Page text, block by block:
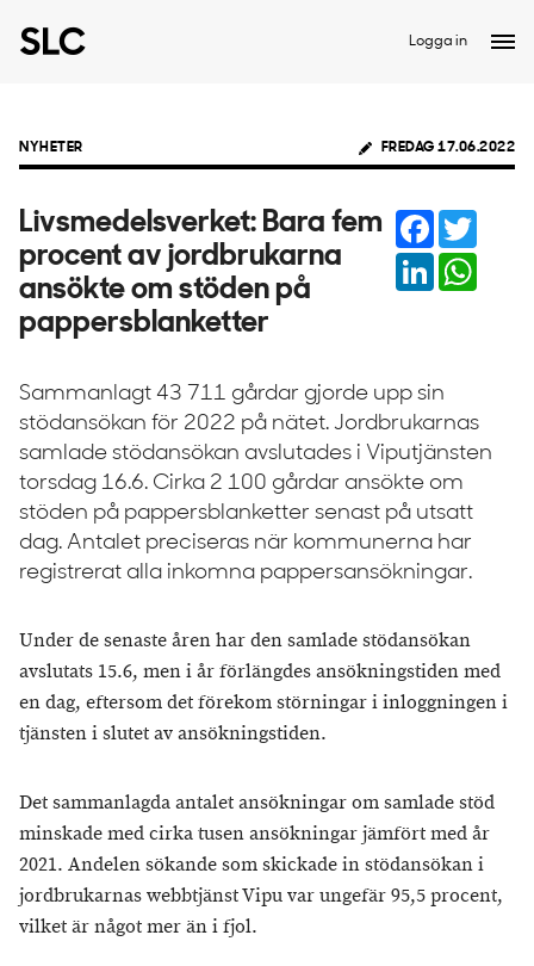
Logga in
NYHETER FREDAG 17.06.2022
Livsmedelsverket: Bara fem
procent av jordbrukarna
ansökte om stöden på
pappersblanketter
Facebook
LinkedIn
Sammanlagt 43 711 gårdar gjorde upp sin
stödansökan för 2022 på nätet. Jordbrukarnas
samlade stödansökan avslutades i Viputjänsten
torsdag 16.6. Cirka 2 100 gårdar ansökte om
stöden på pappersblanketter senast på utsatt
dag. Antalet preciseras när kommunerna har
registrerat alla inkomna pappersansökningar.
Under de senaste åren har den samlade stödansökan
avslutats 15.6, men i år förlängdes ansökningstiden med
en dag, eftersom det förekom störningar i inloggningen i
tjänsten i slutet av ansökningstiden.
Det sammanlagda antalet ansökningar om samlade stöd
minskade med cirka tusen ansökningar jämfört med år
2021. Andelen sökande som skickade in stödansökan i
jordbrukarnas webbtjänst Vipu var ungefär 95,5 procent,
vilket är något mer än i fjol.